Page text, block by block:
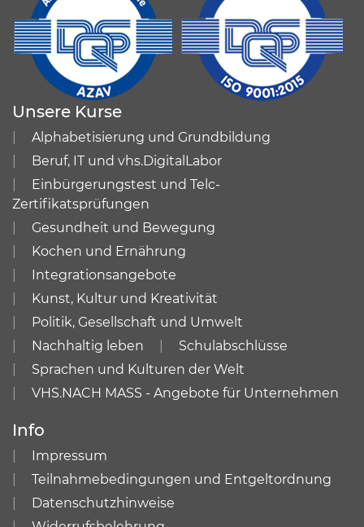
Unsere Kurse
Alphabetisierung und Grundbildung
Beruf, IT und vhs.DigitalLabor
Einbürgerungstest und Telc-
Zertifikatsprüfungen
Gesundheit und Bewegung
Kochen und Ernährung
Integrationsangebote
Kunst, Kultur und Kreativität
Politik, Gesellschaft und Umwelt
Nachhaltig leben
Schulabschlüsse
Sprachen und Kulturen der Welt
VHS.NACH MASS - Angebote für Unternehmen
Info
Impressum
Teilnahmebedingungen und Entgeltordnung
Datenschutzhinweise